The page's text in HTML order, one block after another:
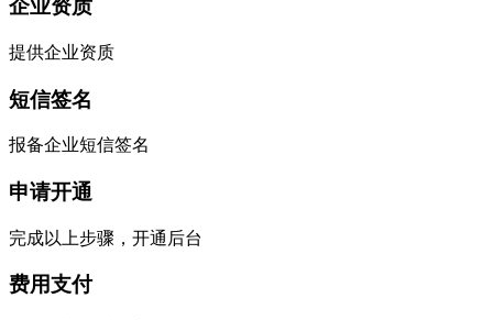
企业资质
提供企业资质
短信签名
报备企业短信签名
申请开通
完成以上步骤，开通后台
费用支付